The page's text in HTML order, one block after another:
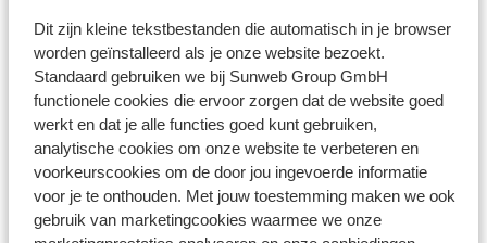
Dit zijn kleine tekstbestanden die automatisch in je browser
worden geïnstalleerd als je onze website bezoekt.
Standaard gebruiken we bij Sunweb Group GmbH
functionele cookies die ervoor zorgen dat de website goed
werkt en dat je alle functies goed kunt gebruiken,
analytische cookies om onze website te verbeteren en
voorkeurscookies om de door jou ingevoerde informatie
voor je te onthouden. Met jouw toestemming maken we ook
gebruik van marketingcookies waarmee we onze
Chalet Martagon
Hôtel Eliova l'Eau Vive
Hôtel Le Stella
Résidence La Flèche d'Or